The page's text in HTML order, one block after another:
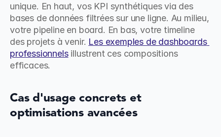
unique. En haut, vos KPI synthétiques via des
bases de données filtrées sur une ligne. Au milieu,
votre pipeline en board. En bas, votre timeline
des projets à venir. Les exemples de dashboards
professionnels illustrent ces compositions
efficaces.
Cas d'usage concrets et
optimisations avancées